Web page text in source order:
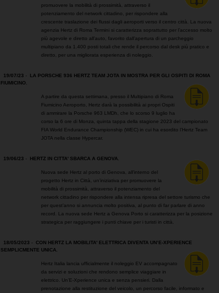
promuovere la mobilità di prossimità, attraverso il
potenziamento del network cittadino, per rispondere alla
crescente traslazione dei flussi dagli aeroporti verso il centro città. La nuova
agenzia Hertz di Roma Termini si caratterizza soprattutto per l’accesso molto
più agevole e diretto all’auto, favorito dall’apertura di un parcheggio
multipiano da 1.400 posti totali che rende il percorso dal desk più pratico e
diretto, per una migliorata esperienza di noleggio.
19/07/23 -
LA PORSCHE 936 HERTZ TEAM JOTA IN MOSTRA PER GLI OSPITI DI ROMA
FIUMICINO.
A partire da questa settimana, presso il Multipiano di Roma
Fiumicino Aeroporto, Hertz darà la possibilità ai propri Ospiti
di ammirare la Porsche 963 LMDh, che lo scorso 9 luglio ha
corso la 6 ore di Monza, quinta tappa della stagione 2023 del campionato
FIA World Endurance Championship (WEC) in cui ha esordito l’Hertz Team
JOTA nella classe Hypercar.
19/06/23 - HERTZ IN CITTA' SBARCA A GENOVA.
Nuova sede Hertz al porto di Genova, all’interno del
progetto Hertz in Città, un’iniziativa per promuovere la
mobilità di prossimità, attraverso il potenziamento del
network cittadino per rispondere alla intensa ripresa del settore turismo che
per quest’anno si annuncia molto positiva, al punto di far parlare di anno
record. La nuova sede Hertz a Genova Porto si caratterizza per la posizione
strategica per raggiungere i punti chiave per i turisti in città.
18/05/2023 - CON HERTZ LA MOBILITA' ELETTRICA DIVENTA UN’E-XPERIENCE
SEMPLICMENTE UNICA.
Hertz Italia lancia ufficialmente il noleggio EV accompagnato
da servizi e soluzioni che rendono semplice viaggiare in
elettrico. Un’E-Xperience unica e senza pensieri. Dalla
prenotazione alla restituzione del veicolo, un percorso facile, informato e